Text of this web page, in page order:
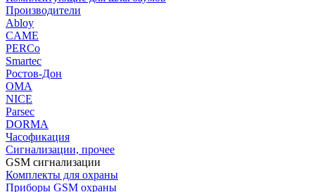
Производители
Abloy
CAME
PERCo
Smartec
Ростов-Дон
ОМА
NICE
Parsec
DORMA
Часофикация
Сигнализации, прочее
GSM сигнализации
Комплекты для охраны
Приборы GSM охраны